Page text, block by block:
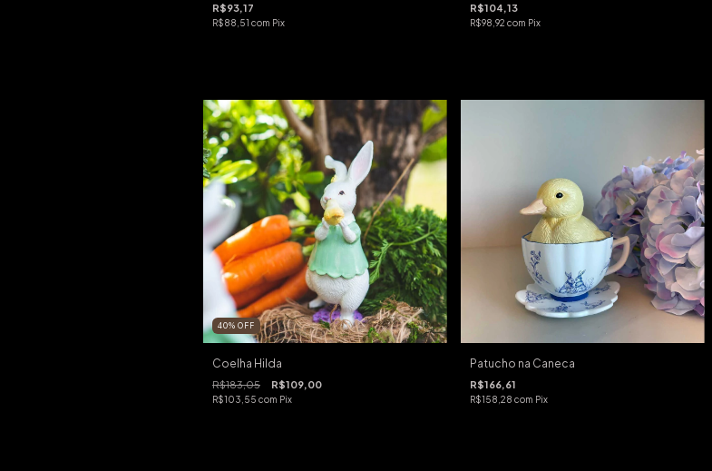
R$93,17
R$88,51 com Pix
R$104,13
R$98,92 com Pix
40% OFF
Coelha Hilda
R$183,05 R$109,00
R$103,55 com Pix
Patucho na Caneca
R$166,61
R$158,28 com Pix